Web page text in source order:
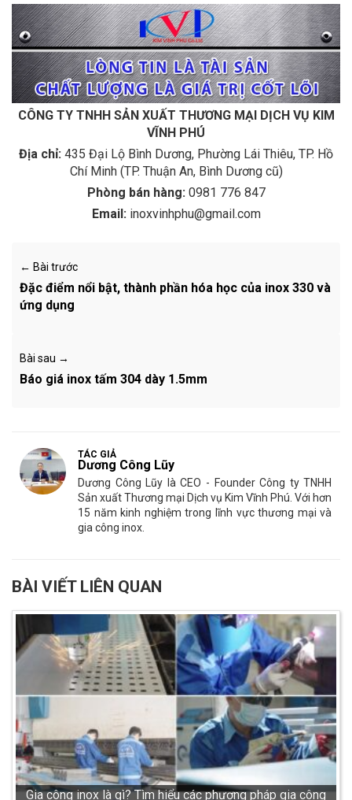
CÔNG TY TNHH SẢN XUẤT THƯƠNG MẠI DỊCH VỤ KIM
VĨNH PHÚ
Địa chỉ: 435 Đại Lộ Bình Dương, Phường Lái Thiêu, TP. Hồ
Chí Minh (TP. Thuận An, Bình Dương cũ)
Phòng bán hàng: 0981 776 847
Email: inoxvinhphu@gmail.com
← Bài trước
Đặc điểm nổi bật, thành phần hóa học của inox 330 và
ứng dụng
Bài sau →
Báo giá inox tấm 304 dày 1.5mm
TÁC GIẢ
Dương Công Lũy
Dương Công Lũy là CEO - Founder Công ty TNHH
Sản xuất Thương mại Dịch vụ Kim Vĩnh Phú. Với hơn
15 năm kinh nghiệm trong lĩnh vực thương mại và
gia công inox.
BÀI VIẾT LIÊN QUAN
Gia công inox là gì? Tìm hiểu các phương pháp gia công